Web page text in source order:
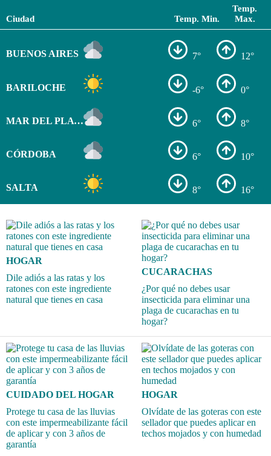
Ciudad Temp. Min.
Temp.
Max.
BUENOS AIRES 7° 12°
BARILOCHE -6° 0°
MAR DEL PLATA 6° 8°
CÓRDOBA 6° 10°
SALTA 8° 16°
HOGAR
Dile adiós a las ratas y los
ratones con este ingrediente
natural que tienes en casa
CUCARACHAS
¿Por qué no debes usar
insecticida para eliminar una
plaga de cucarachas en tu
hogar?
CUIDADO DEL HOGAR
Protege tu casa de las lluvias
con este impermeabilizante fácil
de aplicar y con 3 años de
garantía
HOGAR
Olvídate de las goteras con este
sellador que puedes aplicar en
techos mojados y con humedad